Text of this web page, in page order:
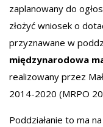
zaplanowany do
złożyć wniosek o
przyznawane w
międzynarodowa
realizowany przez
2014-2020 (MRPO
Poddziałanie to ma